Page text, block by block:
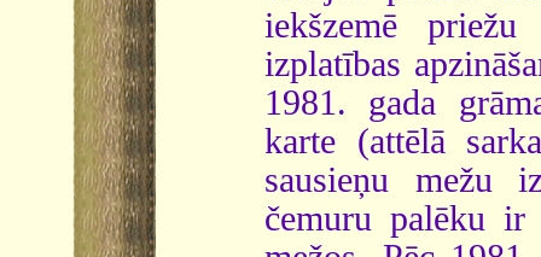
iekšzemē
izplatības
1981. gada
karte (attēlā
sausieņu mežu
čemuru palēku